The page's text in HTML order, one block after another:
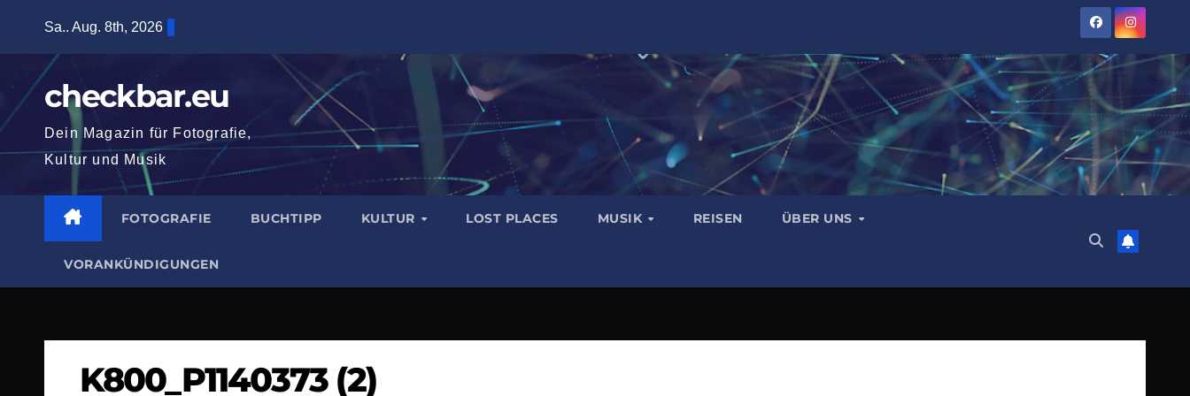
springen
Sa.. Aug. 8th, 2026
checkbar.eu
Dein Magazin für Fotografie,
Kultur und Musik
FOTOGRAFIE BUCHTIPP KULTUR LOST PLACES MUSIK REISEN ÜBER UNS
VORANKÜNDIGUNGEN
K800_P1140373 (2)